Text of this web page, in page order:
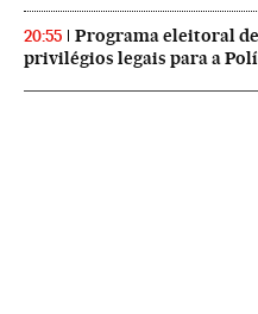
20:55
Programa eleitoral
privilégios legais para a